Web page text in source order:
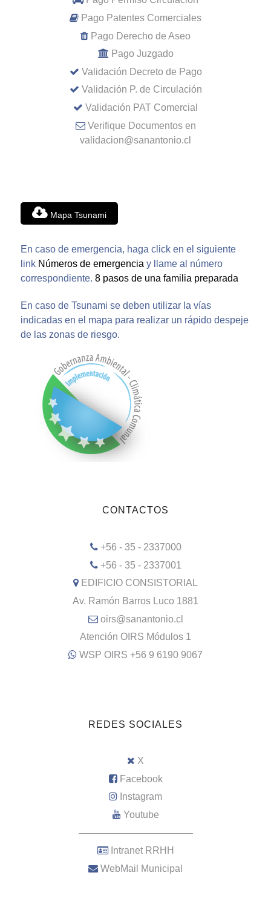
Pago Patentes Comerciales
Pago Derecho de Aseo
Pago Juzgado
Validación Decreto de Pago
Validación P. de Circulación
Validación PAT Comercial
Verifique Documentos en
validacion@sanantonio.cl
Mapa Tsunami
En caso de emergencia, haga click en el siguiente
link Números de emergencia y llame al número
correspondiente. 8 pasos de una familia preparada
En caso de Tsunami se deben utilizar la vías
indicadas en el mapa para realizar un rápido despeje
de las zonas de riesgo.
CONTACTOS
+56 - 35 - 2337000
+56 - 35 - 2337001
EDIFICIO CONSISTORIAL
Av. Ramón Barros Luco 1881
oirs@sanantonio.cl
Atención OIRS Módulos 1
WSP OIRS +56 9 6190 9067
REDES SOCIALES
X
Facebook
Instagram
Youtube
–––––––––––––––––––––
Intranet RRHH
WebMail Municipal